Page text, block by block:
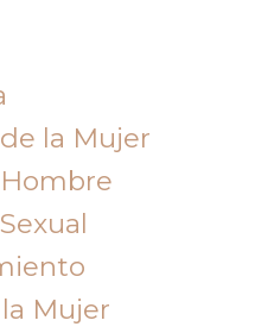
la Mujer
Mujer